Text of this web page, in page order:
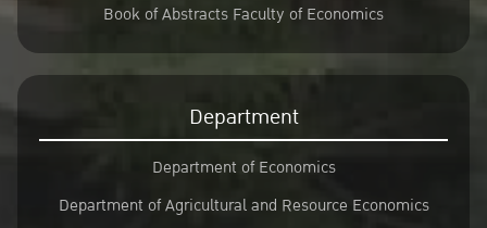
Book of Abstracts Faculty of Economics
Department
Department of Economics
Department of Agricultural and Resource Economics